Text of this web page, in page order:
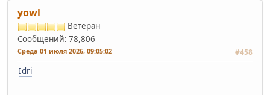
yowl
Ветеран
Сообщений: 78,806
Среда 01 июля 2026, 09:05:02 #458
Idri